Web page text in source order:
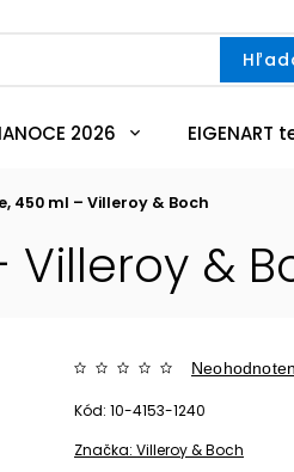
2026 EIGENART
450 ml – Villeroy & Boch
Villeroy &
Značka:Villeroy & Boch
Kód: 10-4153-1240